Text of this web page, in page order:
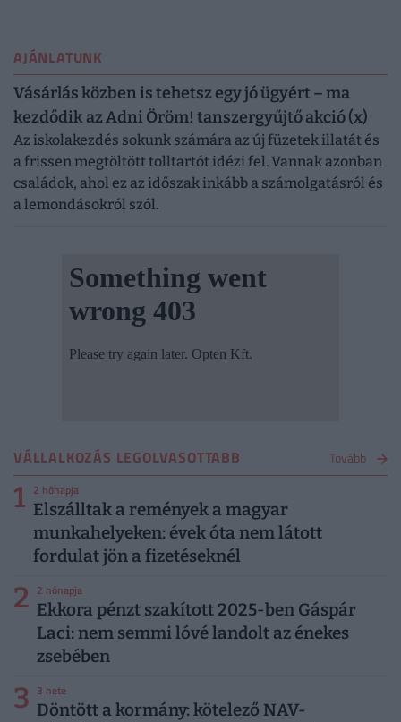
AJÁNLATUNK
Vásárlás közben is tehetsz egy jó ügyért – ma
kezdődik az Adni Öröm! tanszergyűjtő akció (x)
Az iskolakezdés sokunk számára az új füzetek illatát és
a frissen megtöltött tolltartót idézi fel. Vannak azonban
családok, ahol ez az időszak inkább a számolgatásról és
a lemondásokról szól.
VÁLLALKOZÁS LEGOLVASOTTABB Tovább
1 2 hónapja
Elszálltak a remények a magyar
munkahelyeken: évek óta nem látott
fordulat jön a fizetéseknél
2 2 hónapja
Ekkora pénzt szakított 2025-ben Gáspár
Laci: nem semmi lóvé landolt az énekes
zsebében
3 3 hete
Döntött a kormány: kötelező NAV-